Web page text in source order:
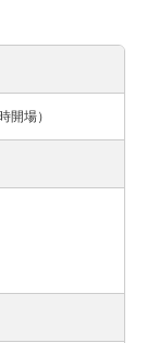
場）